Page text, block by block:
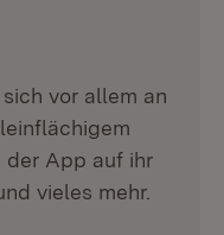
vor allem an
der App auf ihr
vieles mehr.